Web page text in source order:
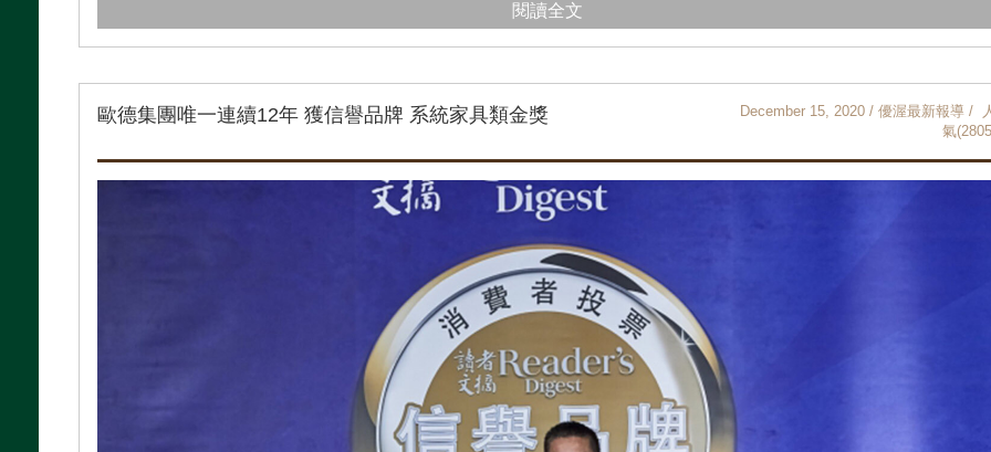
閱讀全文
歐德集團唯一連續12年 獲信譽品牌 系統家具類金獎
December 15, 2020 / 優渥最新報導 /
氣